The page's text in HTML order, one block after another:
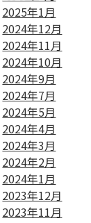
2025年1月
2024年12月
2024年11月
2024年10月
2024年9月
2024年7月
2024年5月
2024年4月
2024年3月
2024年2月
2024年1月
2023年12月
2023年11月